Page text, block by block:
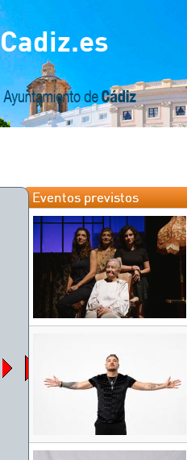
Pasar al contenido principal
Cadiz.es
Eventos previstos